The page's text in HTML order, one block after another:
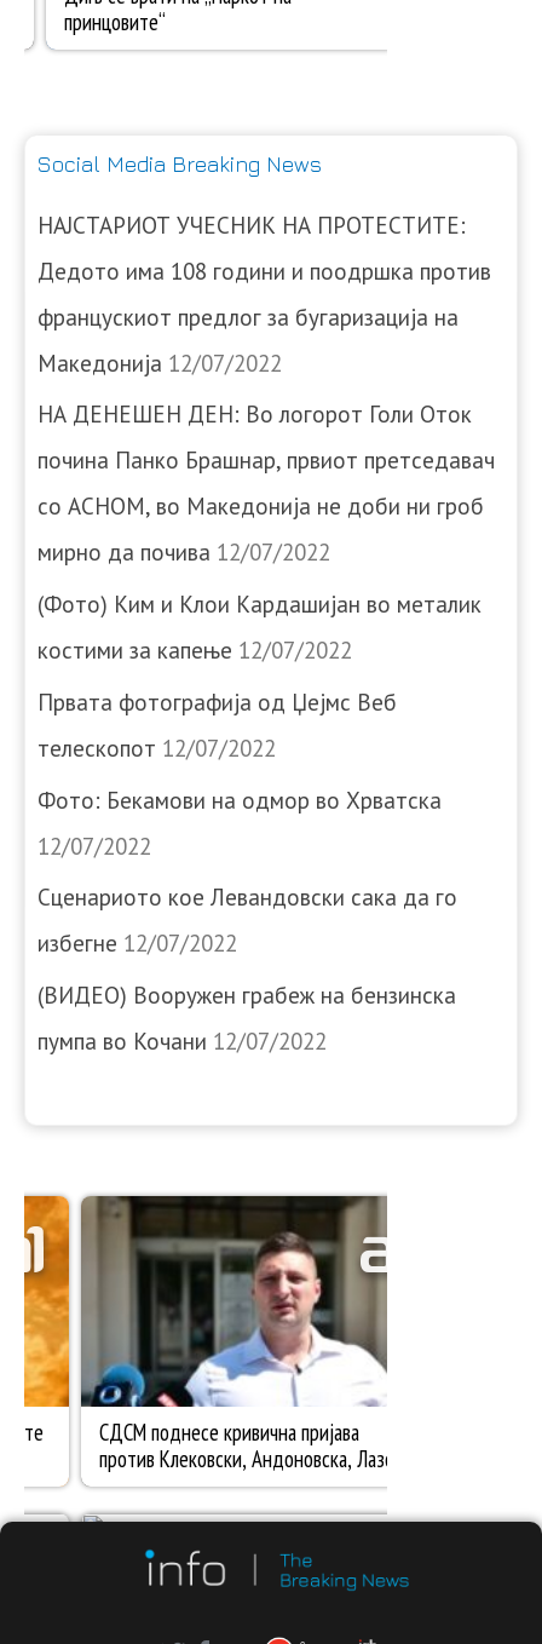
Social Media Breaking News
НАЈСТАРИОТ УЧЕСНИК НА ПРОТЕСТИТЕ:
Дедото има 108 години и поодршка против
францускиот предлог за бугаризација на
Македонија 12/07/2022
НА ДЕНЕШЕН ДЕН: Во логорот Голи Оток
почина Панко Брашнар, првиот претседавач
со АСНОМ, во Македонија не доби ни гроб
мирно да почива 12/07/2022
(Фото) Ким и Клои Кардашијан во металик
костими за капење 12/07/2022
Првата фотографија од Џејмс Веб
телескопот 12/07/2022
Фото: Бекамови на одмор во Хрватска
12/07/2022
Сценариото кое Левандовски сака да го
избегне 12/07/2022
(ВИДЕО) Вооружен грабеж на бензинска
пумпа во Кочани 12/07/2022